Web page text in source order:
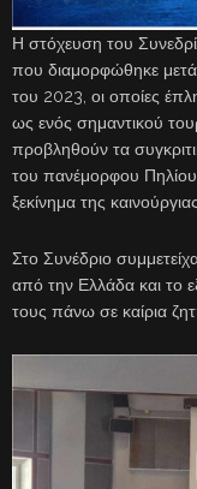
Η στόχευση του
που διαμορφώθηκε
του 2023, οι οποίες
ως ενός σημαντικού
προβληθούν τα
του πανέμορφου Πηλίου
ξεκίνημα της
Στο Συνέδριο
από την Ελλάδα και το
τους πάνω σε καίρια